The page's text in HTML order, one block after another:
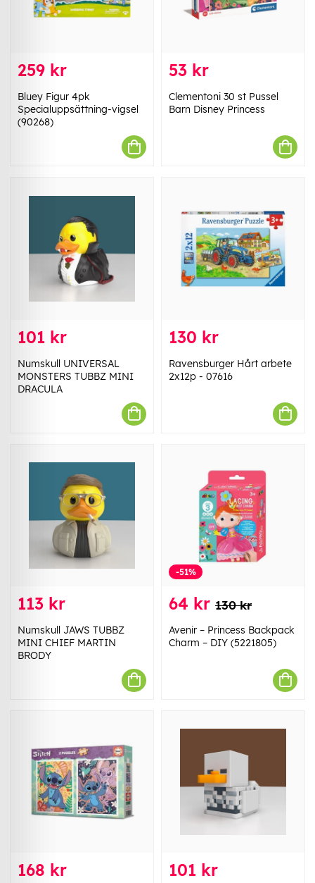
259 kr
Bluey Figur 4pk
Specialuppsättning-vigsel
(90268)
53 kr
Clementoni 30 st Pussel
Barn Disney Princess
101 kr
Numskull UNIVERSAL
MONSTERS TUBBZ MINI
DRACULA
130 kr
Ravensburger Hårt arbete
2x12p - 07616
113 kr
Numskull JAWS TUBBZ
MINI CHIEF MARTIN
BRODY
-51%
64 kr 130 kr
Avenir – Princess Backpack
Charm – DIY (5221805)
168 kr 101 kr